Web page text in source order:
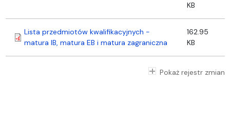
KB
Lista przedmiotów kwalifikacyjnych -
matura IB, matura EB i matura zagraniczna
162.95
KB
Pokaż rejestr zmian